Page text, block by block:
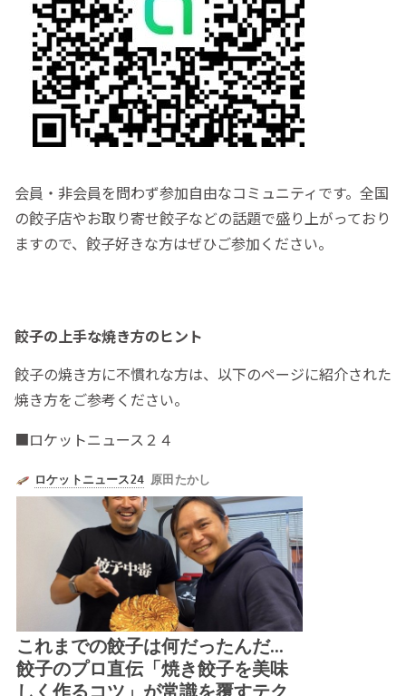
会員・非会員を問わず参加自由なコミュニティです。全国
の餃子店やお取り寄せ餃子などの話題で盛り上がっており
ますので、餃子好きな方はぜひご参加ください。
餃子の上手な焼き方のヒント
餃子の焼き方に不慣れな方は、以下のページに紹介された
焼き方をご参考ください。
■ロケットニュース２４